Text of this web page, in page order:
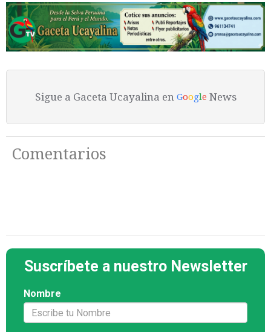
Sigue a Gaceta Ucayalina en Google News
Comentarios
Suscríbete a nuestro Newsletter
Nombre